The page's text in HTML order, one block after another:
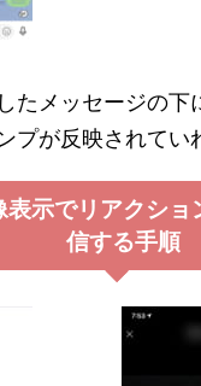
たメッセージの下
プが反映されてい
表示でリアクショ
信する手順